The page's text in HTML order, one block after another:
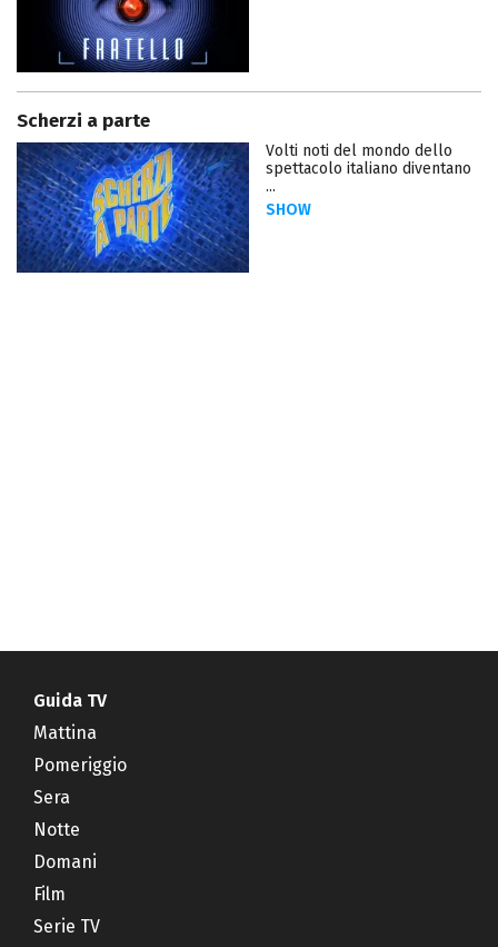
Scherzi a parte
Volti noti del mondo dello
spettacolo italiano diventano
...
SHOW
Guida TV
Mattina
Pomeriggio
Sera
Notte
Domani
Film
Serie TV